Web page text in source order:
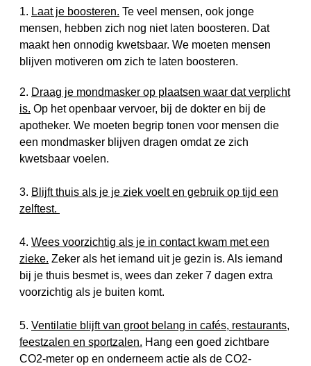
1. Laat je boosteren. Te veel mensen, ook jonge
mensen, hebben zich nog niet laten boosteren. Dat
maakt hen onnodig kwetsbaar. We moeten mensen
blijven motiveren om zich te laten boosteren.
2. Draag je mondmasker op plaatsen waar dat verplicht
is. Op het openbaar vervoer, bij de dokter en bij de
apotheker. We moeten begrip tonen voor mensen die
een mondmasker blijven dragen omdat ze zich
kwetsbaar voelen.
3. Blijft thuis als je je ziek voelt en gebruik op tijd een
zelftest.
4. Wees voorzichtig als je in contact kwam met een
zieke. Zeker als het iemand uit je gezin is. Als iemand
bij je thuis besmet is, wees dan zeker 7 dagen extra
voorzichtig als je buiten komt.
5. Ventilatie blijft van groot belang in cafés, restaurants,
feestzalen en sportzalen. Hang een goed zichtbare
CO2-meter op en onderneem actie als de CO2-